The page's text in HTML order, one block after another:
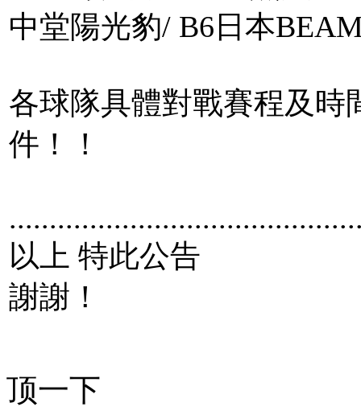
中堂陽光豹/ B6日本
各球隊具體對戰賽程及時
件！！
以上 特此公告
謝謝！
顶一下